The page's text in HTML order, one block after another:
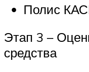
Полис
Этап 3 –
средства